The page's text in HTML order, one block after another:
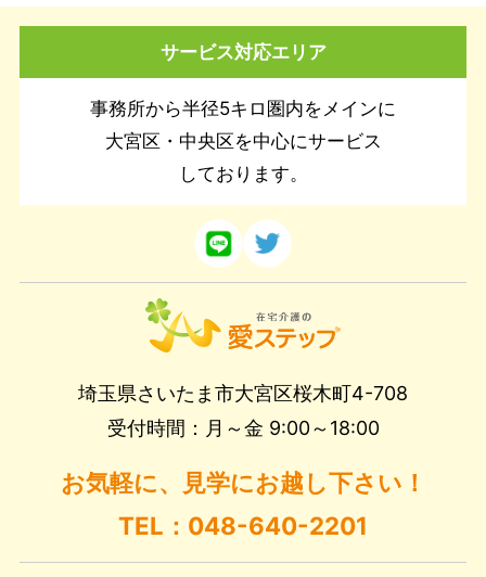
サービス対応エリア
事務所から半径5キロ圏内をメインに
大宮区・中央区を中心にサービス
しております。
埼玉県さいたま市大宮区桜木町4-708
受付時間：月～金 9:00～18:00
お気軽に、見学にお越し下さい！
TEL：048-640-2201